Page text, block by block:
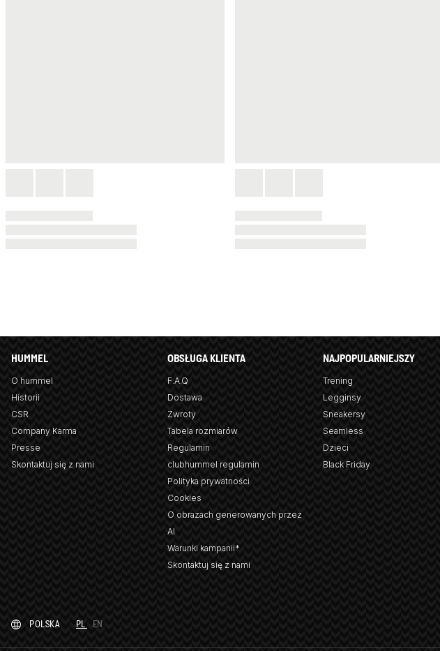
HUMMEL
O hummel
Historii
CSR
Company Karma
Presse
Skontaktuj się z nami
OBSŁUGA KLIENTA
F.A.Q
Dostawa
Zwroty
Tabela rozmiarów
Regulamin
clubhummel regulamin
Polityka prywatności
Cookies
O obrazach generowanych przez
AI
Warunki kampanii*
Skontaktuj się z nami
NAJPOPULARNIEJSZY
Trening
Legginsy
Sneakersy
Seamless
Dzieci
Black Friday
POLSKA PL EN